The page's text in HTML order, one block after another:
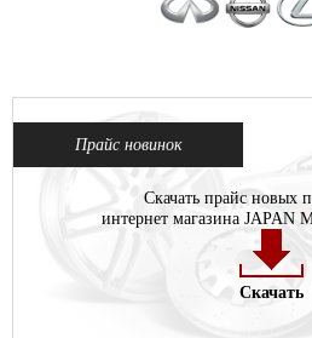
Прайс новинок
Скачать прайс новых
интернет магазина JAPAN
Скачать